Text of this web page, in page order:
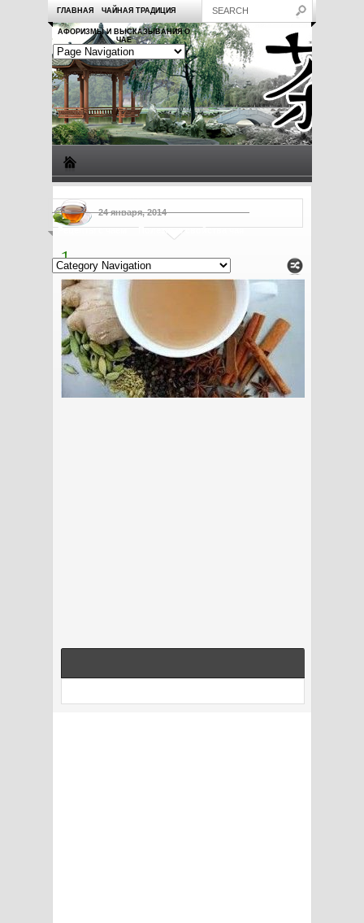
ГЛАВНАЯ ЧАЙНАЯ ТРАДИЦИЯ
АФОРИЗМЫ И ВЫСКАЗЫВАНИЯ О
ЧАЕ
Рецепты с чаем Полезные свойства чая
24 января, 2014
1